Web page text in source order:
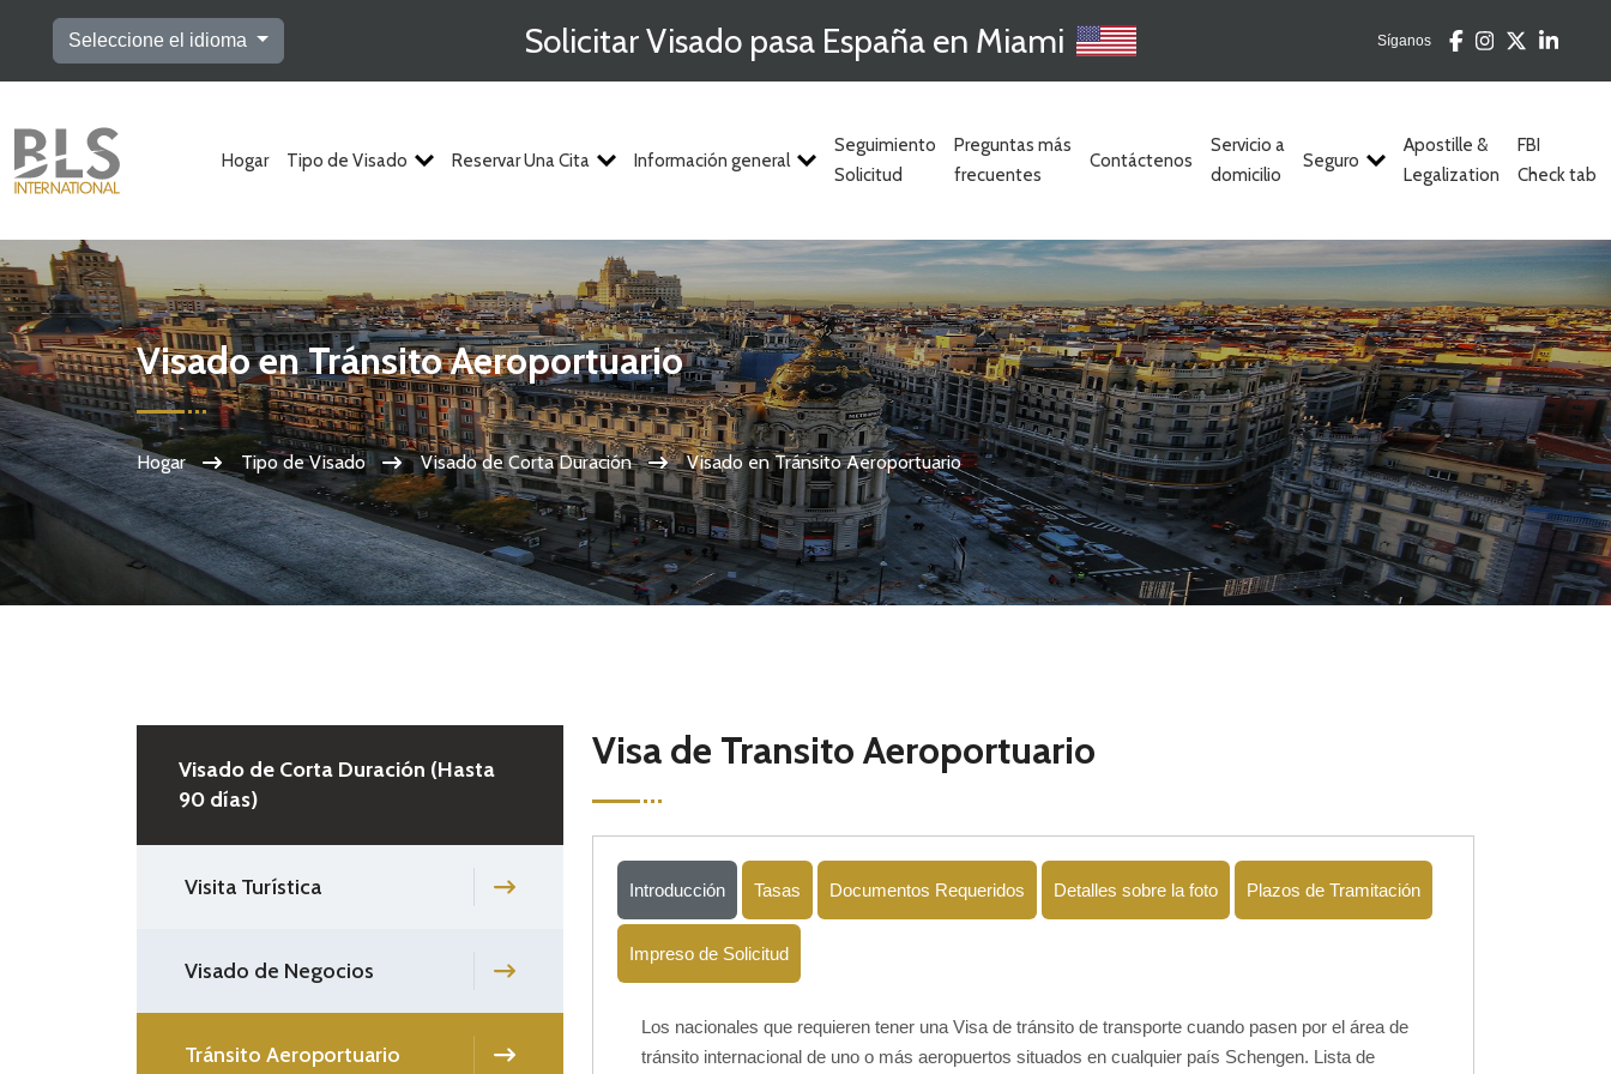
Seleccione el idioma Solicitar Visado pasa España en Miami Síganos
Hogar Tipo de Visado Reservar Una Cita Información general
Seguimiento
Solicitud
Preguntas más
frecuentes
Contáctenos
Servicio a
domicilio
Seguro
Apostille &
Legalization
FBI
Check tab
Visado en Tránsito Aeroportuario
Hogar Tipo de Visado Visado de Corta Duración Visado en Tránsito Aeroportuario
Visado de Corta Duración (Hasta
90 días)
Visita Turística
Visado de Negocios
Tránsito Aeroportuario
Visa de Transito Aeroportuario
Introducción Tasas Documentos Requeridos Detalles sobre la foto Plazos de Tramitación
Impreso de Solicitud
Los nacionales que requieren tener una Visa de tránsito de transporte cuando pasen por el área de
tránsito internacional de uno o más aeropuertos situados en cualquier país Schengen. Lista de